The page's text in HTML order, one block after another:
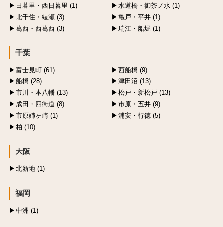
日暮里・西日暮里 (1)
水道橋・御茶ノ水 (1)
北千住・綾瀬 (3)
亀戸・平井 (1)
葛西・西葛西 (3)
瑞江・船堀 (1)
千葉
富士見町 (61)
西船橋 (9)
船橋 (28)
津田沼 (13)
市川・本八幡 (13)
松戸・新松戸 (13)
成田・四街道 (8)
市原・五井 (9)
市原姉ヶ崎 (1)
浦安・行徳 (5)
柏 (10)
大阪
北新地 (1)
福岡
中洲 (1)